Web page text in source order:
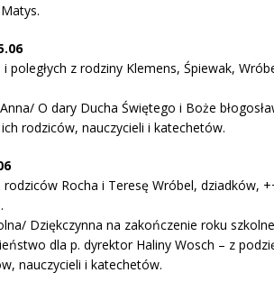
i poległych z rodziny Klemens, Śpiewak,
O dary Ducha Świętego i Boże
rodziców, nauczycieli i katechetów.
rodziców Rocha i Teresę Wróbel, dziadków,
Dziękczynna na zakończenie roku
dla p. dyrektor Haliny Wosch – z
nauczycieli i katechetów.